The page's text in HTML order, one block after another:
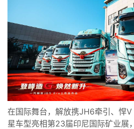
在国际舞台，解放携JH6牵引、悍
星车型亮相第23届印尼国际矿业展